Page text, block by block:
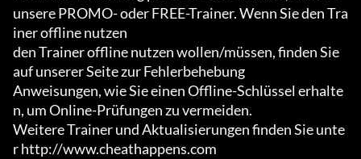
unsere PROMO- oder FREE-Trainer. Wenn Sie den Tra
iner offline nutzen
den Trainer offline nutzen wollen/müssen, finden Sie
auf unserer Seite zur Fehlerbehebung
Anweisungen, wie Sie einen Offline-Schlüssel erhalte
n, um Online-Prüfungen zu vermeiden.
Weitere Trainer und Aktualisierungen finden Sie unte
r http://www.cheathappens.com